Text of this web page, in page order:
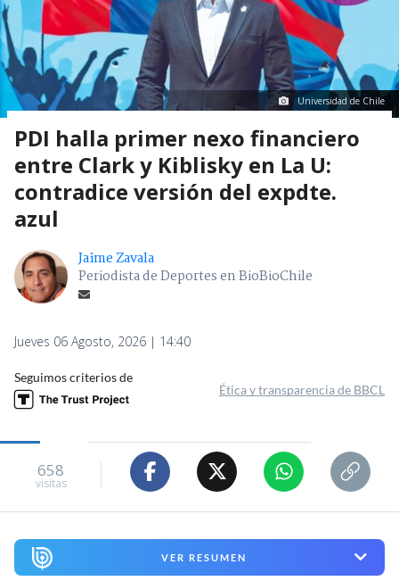
Universidad de Chile
PDI halla primer nexo financiero
entre Clark y Kiblisky en La U:
contradice versión del expdte.
azul
Jaime Zavala
Periodista de Deportes en BioBioChile
Jueves 06 Agosto, 2026 | 14:40
Seguimos criterios de
Ética y transparencia de BBCL
658
visitas
VER RESUMEN